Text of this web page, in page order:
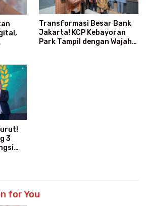
Transformasi Besar Bank
Jakarta! KCP Kebayoran
Park Tampil dengan Wajah
3
for You